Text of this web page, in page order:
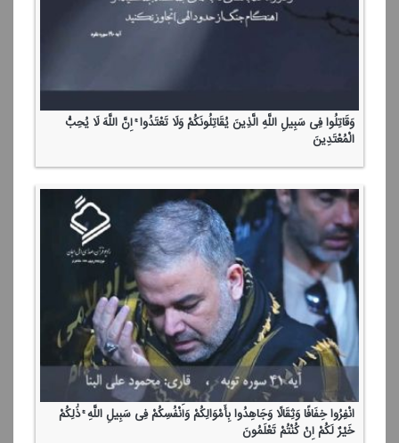
وَقَاتِلُوا فِی سَبِیلِ اللَّهِ الَّذِینَ یُقَاتِلُونَكُمْ وَلَا تَعْتَدُوا ۚ إِنَّ اللَّهَ لَا یُحِبُّ
الْمُعْتَدِینَ
انْفِرُوا خِفَافًا وَثِقَالًا وَجَاهِدُوا بِأَمْوَالِكُمْ وَأَنْفُسِكُمْ فِی سَبِیلِ اللَّهِ ۚ ذَٰلِكُمْ
خَیْرٌ لَكُمْ إِنْ كُنْتُمْ تَعْلَمُونَ